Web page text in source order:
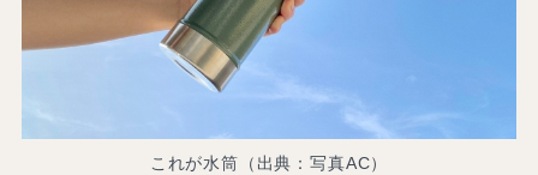
これが水筒（出典：写真AC）